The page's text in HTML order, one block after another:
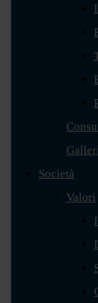
Società
Valori